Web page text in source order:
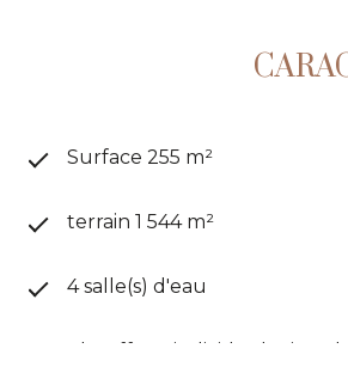
Surface 255 m²
terrain 1 544 m²
4 salle(s) d'eau
Chauffage individuel : air